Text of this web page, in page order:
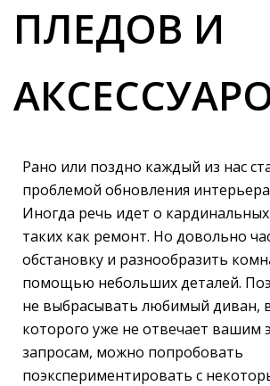
ПЛЕДОВ И
Рано или поздно каждый из нас
проблемой обновления
Иногда речь идет о
таких как ремонт. Но довольно
обстановку и разнообразить
помощью небольших деталей.
не выбрасывать любимый диван,
которого уже не отвечает вашим
запросам, можно попробовать
поэкспериментировать с